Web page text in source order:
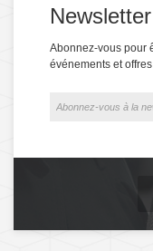
Newsletter
Abonnez-vous pour
événements et